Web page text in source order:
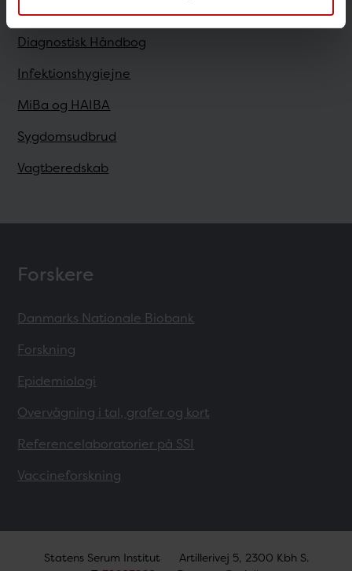
Bestilling
Diagnostisk Håndbog
Infektionshygiejne
MiBa og HAIBA
Sygdomsudbrud
Vagtberedskab
Forskere
Danmarks Nationale Biobank
Forskning
Epidemiologi
Overvågning i tal, grafer og kort
Referencelaboratorier på SSI
Vaccineforskning
Statens Serum Institut
Artillerivej 5, 2300 Kbh S.